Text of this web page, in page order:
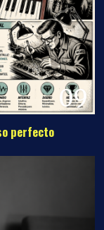
09
perfecto